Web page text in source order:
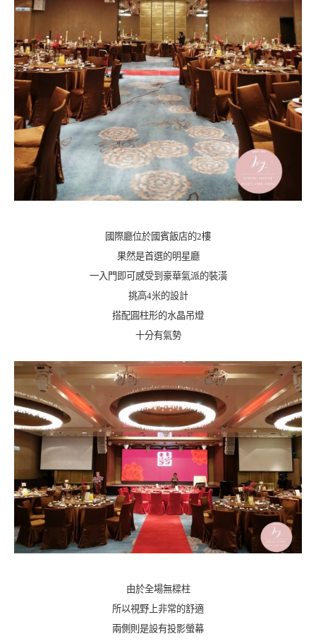
國際廳位於國賓飯店的2樓
果然是首選的明星廳
一入門即可感受到豪華氣派的裝潢
挑高4米的設計
搭配圓柱形的水晶吊燈
十分有氣勢
由於全場無樑柱
所以視野上非常的舒適
兩側則是設有投影螢幕